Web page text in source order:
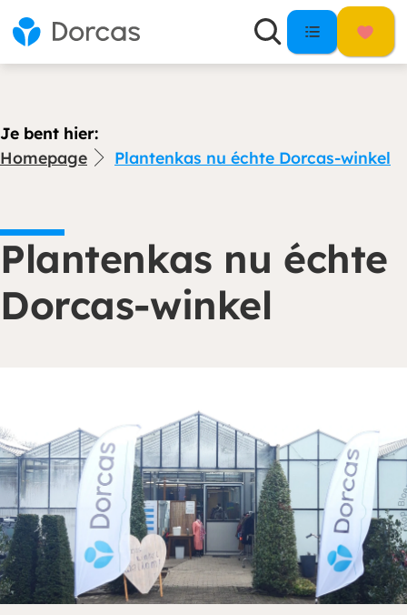
Je bent hier:
Homepage
Plantenkas nu échte Dorcas-winkel
Plantenkas nu échte
Dorcas-winkel
Je kunt eenmalig of periodiek doneren via
onze website. Ga naar de donatiepagina en
kies het thema of land waar je aan wilt